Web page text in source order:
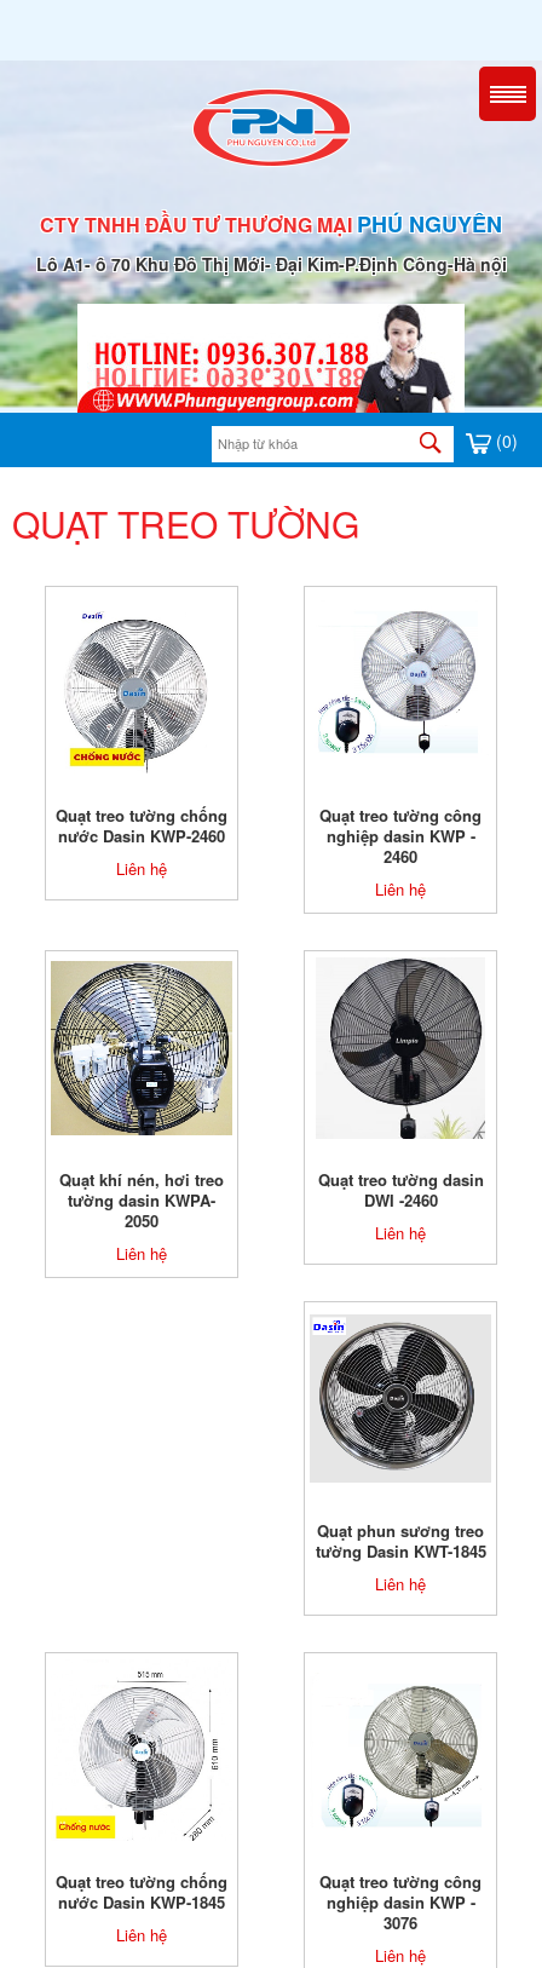
CTY TNHH ĐẦU TƯ THƯƠNG MẠIPHÚ NGUYÊN
Lô A1- ô 70 Khu Đô Thị Mới- Đại Kim-P.Định Công-Hà nội
(0)
QUẠT TREO TƯỜNG
Quạt treo tường chống
nước Dasin KWP-2460
Liên hệ
Quạt treo tường công
nghiệp dasin KWP -
2460
Liên hệ
Quạt khí nén, hơi treo
tường dasin KWPA-
2050
Liên hệ
Quạt treo tường dasin
DWI -2460
Liên hệ
Quạt phun sương treo
tường Dasin KWT-1845
Liên hệ
Quạt treo tường chống
nước Dasin KWP-1845
Liên hệ
Quạt treo tường công
nghiệp dasin KWP -
3076
Liên hệ